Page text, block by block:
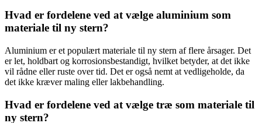
Hvad er fordelene ved at vælge aluminium som
materiale til ny stern?
Aluminium er et populært materiale til ny stern af flere årsager. Det
er let, holdbart og korrosionsbestandigt, hvilket betyder, at det ikke
vil rådne eller ruste over tid. Det er også nemt at vedligeholde, da
det ikke kræver maling eller lakbehandling.
Hvad er fordelene ved at vælge træ som materiale til
ny stern?